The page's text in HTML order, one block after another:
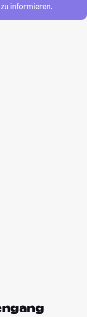
informieren.